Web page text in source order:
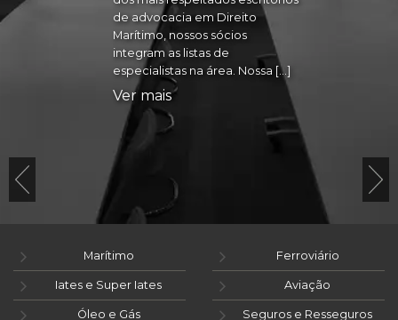
de advocacia em Direito
Marítimo, nossos sócios
integram as listas de
especialistas na área. Nossa […]
Ver mais
Marítimo
Iates e Super Iates
Óleo e Gás
Ferroviário
Aviação
Seguros e Resseguros